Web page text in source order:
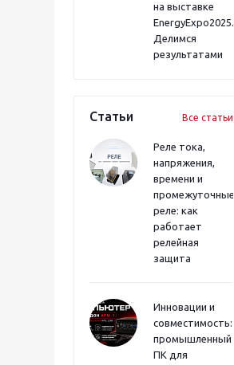
на выставке
EnergyExpo2025.
Делимся
результатами
Статьи Все статьи
Реле тока,
напряжения,
времени и
промежуточные
реле: как
работает
релейная
защита
Инновации и
совместимость:
промышленный
ПК для